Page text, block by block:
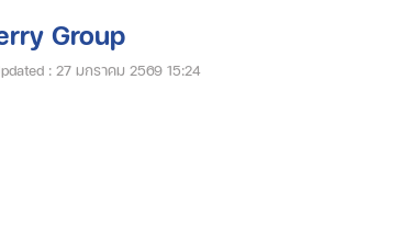
Group
: 27 มกราคม 2569 15:24